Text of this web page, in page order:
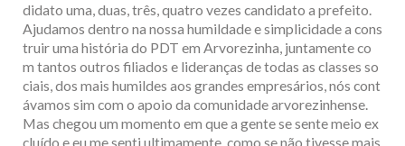
didato uma, duas, três, quatro vezes candidato a prefeito.
Ajudamos dentro na nossa humildade e simplicidade a cons
truir uma história do PDT em Arvorezinha, juntamente co
m tantos outros filiados e lideranças de todas as classes so
ciais, dos mais humildes aos grandes empresários, nós cont
ávamos sim com o apoio da comunidade arvorezinhense.
Mas chegou um momento em que a gente se sente meio ex
cluído e eu me senti ultimamente, como se não tivesse mais